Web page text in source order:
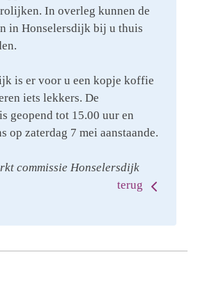
In overleg kunnen de
in Honselersdijk bij u thuis
is er voor u een kopje koffie
iets lekkers. De
geopend tot 15.00 uur en
op zaterdag 7 mei aanstaande.
commissie Honselersdijk
terug